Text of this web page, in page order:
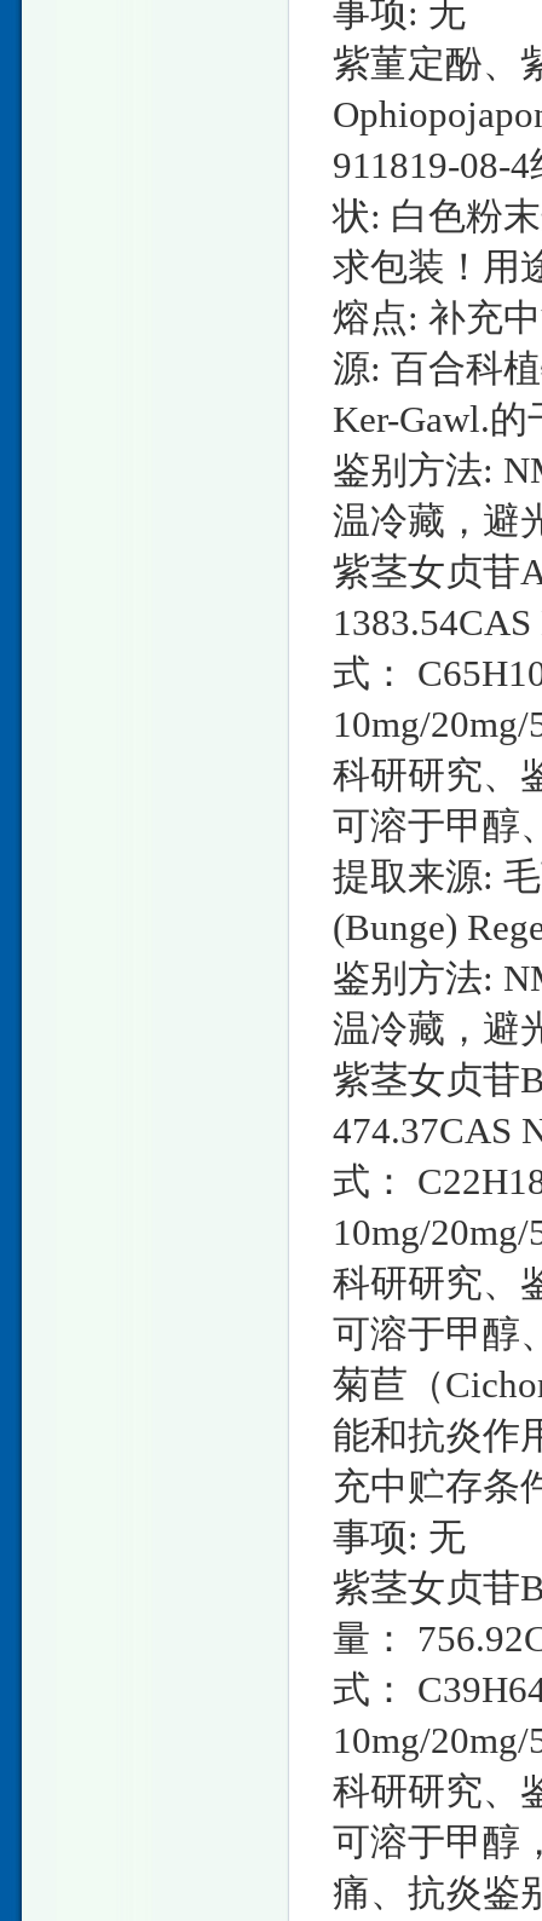
事项: 无
紫菫定酚、
911819-08-
状: 白色粉
求包装！用
熔点: 补充
源: 百合科
Ker-Gawl.
鉴别方法:
温冷藏，避
紫茎女贞苷
式：
10mg/
科研研究、
可溶于甲醇
提取来源:
(Bunge)
鉴别方法:
温冷藏，避
紫茎女贞苷
474.37CAS
式：
10mg/
科研研究、
可溶于甲醇
菊苣（
能和抗炎作
充中贮存条
事项: 无
紫茎女贞苷
量：
式：
10mg/
科研研究、
可溶于甲醇
痛、抗炎鉴